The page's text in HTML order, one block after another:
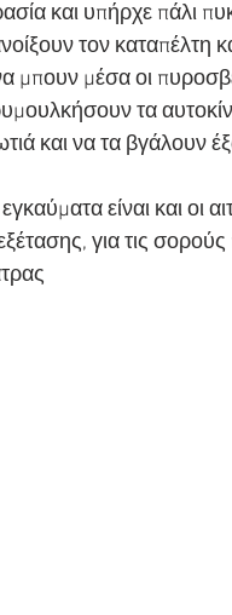
και υπήρχε πάλι
τον καταπέλτη
μπουν μέσα οι
τα
και να τα
είναι και οι
για τις